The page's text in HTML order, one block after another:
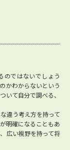
のではないでしょう
かわからないという
いて自分で調べる、
違う考え方を持って
明確になることもあ
広い視野を持って将